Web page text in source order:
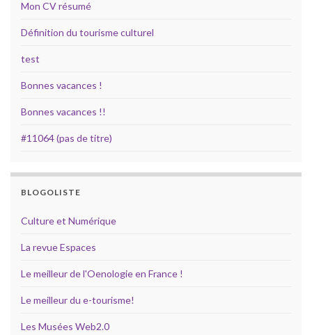
Mon CV résumé
Définition du tourisme culturel
test
Bonnes vacances !
Bonnes vacances !!
#11064 (pas de titre)
BLOGOLISTE
Culture et Numérique
La revue Espaces
Le meilleur de l'Oenologie en France !
Le meilleur du e-tourisme!
Les Musées Web2.0